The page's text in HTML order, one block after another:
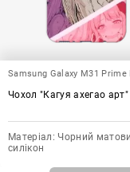
Samsung Galaxy M31 Prime
Чохол "Кагуя ахегао арт"
Матеріал: Чорний
силікон